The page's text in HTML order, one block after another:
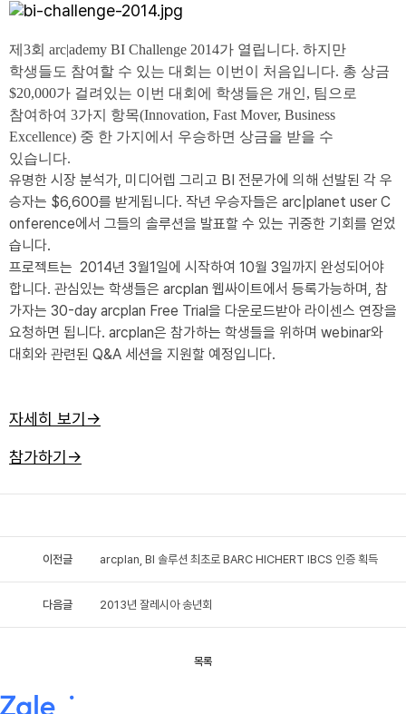
제3회 arc|ademy BI Challenge 2014가 열립니다. 하지만
학생들도 참여할 수 있는 대회는 이번이 처음입니다. 총 상금
$20,000가 걸려있는 이번 대회에 학생들은 개인, 팀으로
참여하여 3가지 항목(Innovation, Fast Mover, Business
Excellence) 중 한 가지에서 우승하면 상금을 받을 수
있습니다.
유명한 시장 분석가, 미디어렙 그리고 BI 전문가에 의해 선발된 각 우
승자는 $6,600를 받게됩니다. 작년 우승자들은 arc|planet user C
onference에서 그들의 솔루션을 발표할 수 있는 귀중한 기회를 얻었
습니다.
프로젝트는 2014년 3월1일에 시작하여 10월 3일까지 완성되어야
합니다. 관심있는 학생들은 arcplan 웹싸이트에서 등록가능하며, 참
가자는 30-day arcplan Free Trial을 다운로드받아 라이센스 연장을
요청하면 됩니다. arcplan은 참가하는 학생들을 위하며 webinar와
대회와 관련된 Q&A 세션을 지원할 예정입니다.
자세히 보기→
참가하기→
이전글 arcplan, BI 솔루션 최초로 BARC HICHERT IBCS 인증 획득
다음글 2013년 잘레시아 송년회
목록